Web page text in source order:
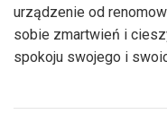
urządzenie od
sobie zmartwień i
spokoju swojego i